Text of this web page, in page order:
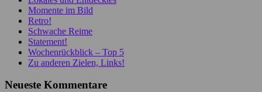
Momente im Bild
Retro!
Schwache Reime
Statement!
Wochenrückblick – Top 5
Zu anderen Zielen, Links!
Neueste Kommentare